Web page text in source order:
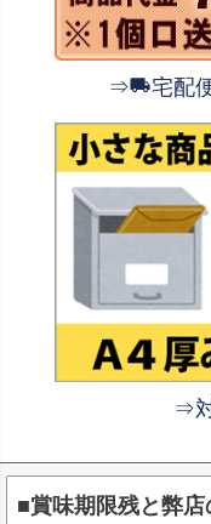
⇒ 宅配
⇒
■賞味期限残と弊